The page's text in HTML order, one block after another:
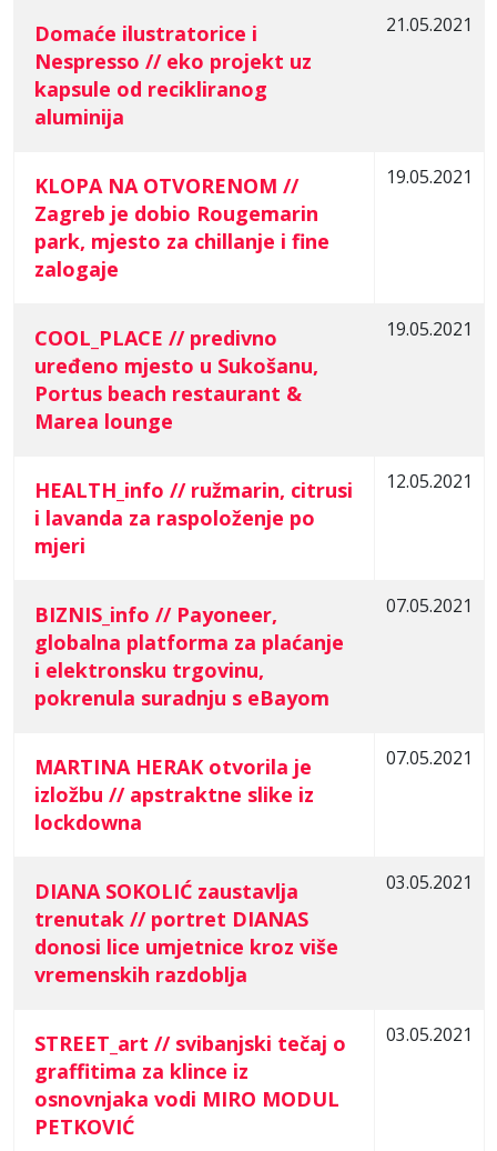
Domaće ilustratorice i
Nespresso // eko projekt uz
kapsule od recikliranog
aluminija
21.05.2021
KLOPA NA OTVORENOM //
Zagreb je dobio Rougemarin
park, mjesto za chillanje i fine
zalogaje
19.05.2021
COOL_PLACE // predivno
uređeno mjesto u Sukošanu,
Portus beach restaurant &
Marea lounge
19.05.2021
HEALTH_info // ružmarin, citrusi
i lavanda za raspoloženje po
mjeri
12.05.2021
BIZNIS_info // Payoneer,
globalna platforma za plaćanje
i elektronsku trgovinu,
pokrenula suradnju s eBayom
07.05.2021
MARTINA HERAK otvorila je
izložbu // apstraktne slike iz
lockdowna
07.05.2021
DIANA SOKOLIĆ zaustavlja
trenutak // portret DIANAS
donosi lice umjetnice kroz više
vremenskih razdoblja
03.05.2021
STREET_art // svibanjski tečaj o
graffitima za klince iz
osnovnjaka vodi MIRO MODUL
PETKOVIĆ
03.05.2021